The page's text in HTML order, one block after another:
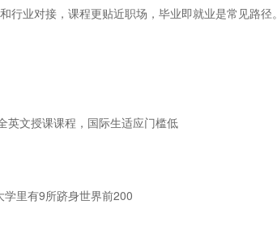
行业对接，课程更贴近职场，毕业即就业是常见路径。
英文授课课程，国际生适应门槛低
里有9所跻身世界前200